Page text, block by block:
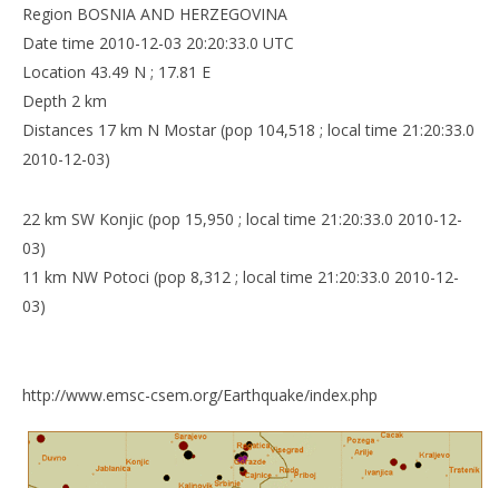
3.
prosinca
2010.
Region BOSNIA AND HERZEGOVINA
Date time 2010-12-03 20:20:33.0 UTC
Location 43.49 N ; 17.81 E
Depth 2 km
Distances 17 km N Mostar (pop 104,518 ; local time 21:20:33.0
2010-12-03)
22 km SW Konjic (pop 15,950 ; local time 21:20:33.0 2010-12-
03)
11 km NW Potoci (pop 8,312 ; local time 21:20:33.0 2010-12-
03)
http://www.emsc-csem.org/Earthquake/index.php